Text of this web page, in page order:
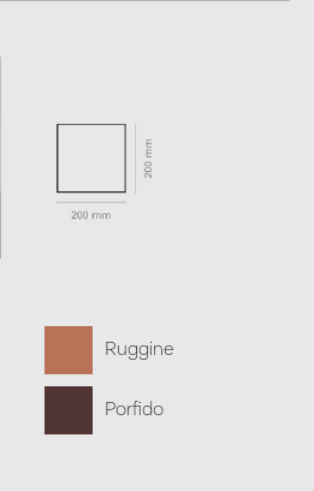
Ruggine
Porfido